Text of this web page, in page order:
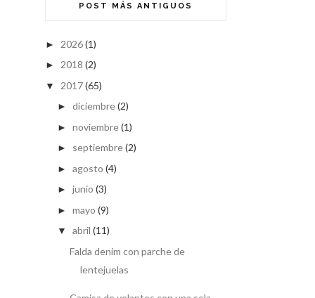
POST MÁS ANTIGUOS
► 2026(1)
► 2018 (2)
▼ 2017(65)
► diciembre(2)
► noviembre(1)
► septiembre(2)
► agosto (4)
► junio (3)
► mayo (9)
▼ abril (11)
Falda denim con parche de
lentejuelas